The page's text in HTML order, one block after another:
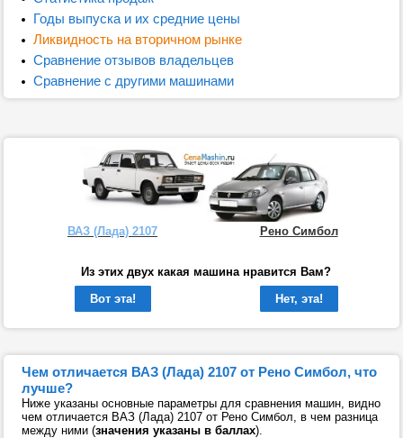
Годы выпуска и их средние цены
Ликвидность на вторичном рынке
Сравнение отзывов владельцев
Сравнение с другими машинами
ВАЗ (Лада) 2107 Рено Симбол
Из этих двух какая машина нравится Вам?
Вот эта!
Нет, эта!
Чем отличается ВАЗ (Лада) 2107 от Рено Симбол, что
лучше?
Ниже указаны основные параметры для сравнения машин, видно
чем отличается ВАЗ (Лада) 2107 от Рено Симбол, в чем разница
между ними (значения указаны в баллах).